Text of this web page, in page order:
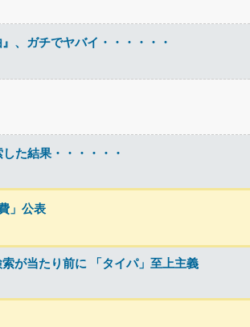
、ガチでヤバイ・・・・・・
た結果・・・・・・
」公表
が当たり前に 「タイパ」至上主義